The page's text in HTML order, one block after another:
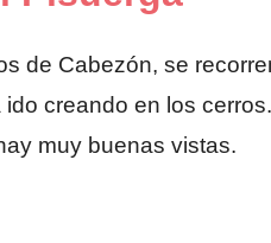
de Cabezón, se
creando en los
muy buenas vistas.